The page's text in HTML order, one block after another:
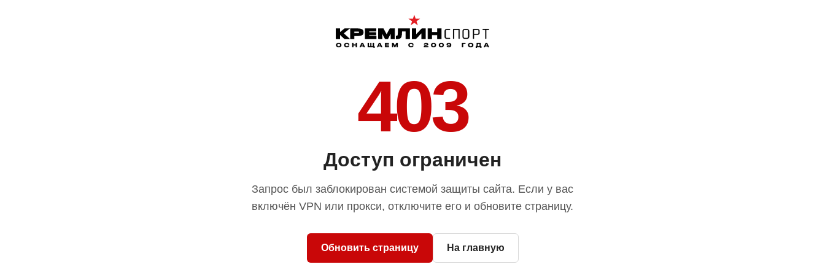
403
Доступ ограничен
Запрос был заблокирован системой защиты сайта. Если у вас
включён VPN или прокси, отключите его и обновите страницу.
Обновить страницу На главную